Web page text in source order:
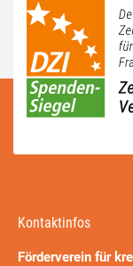
Kontaktinfos
Förderverein für